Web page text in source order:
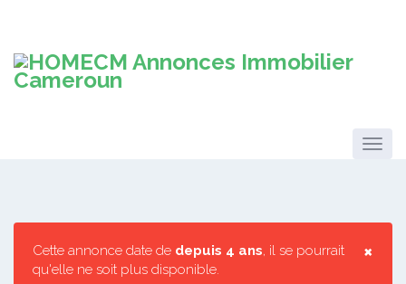
×
Cette annonce date de depuis 4 ans, il se pourrait
qu'elle ne soit plus disponible.